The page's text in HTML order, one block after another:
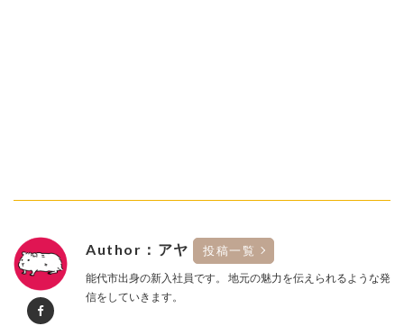
Author：アヤ 投稿一覧
能代市出身の新入社員です。 地元の魅力を伝えられるような発
信をしていきます。